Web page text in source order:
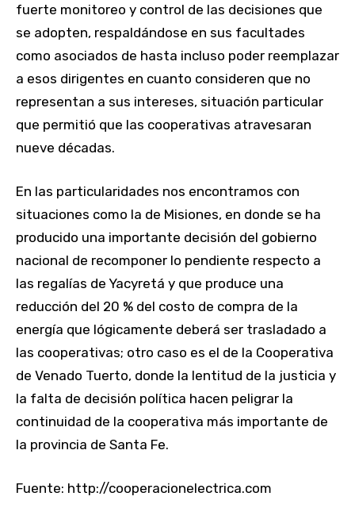
fuerte monitoreo y control de las decisiones que
se adopten, respaldándose en sus facultades
como asociados de hasta incluso poder reemplazar
a esos dirigentes en cuanto consideren que no
representan a sus intereses, situación particular
que permitió que las cooperativas atravesaran
nueve décadas.
En las particularidades nos encontramos con
situaciones como la de Misiones, en donde se ha
producido una importante decisión del gobierno
nacional de recomponer lo pendiente respecto a
las regalías de Yacyretá y que produce una
reducción del 20 % del costo de compra de la
energía que lógicamente deberá ser trasladado a
las cooperativas; otro caso es el de la Cooperativa
de Venado Tuerto, donde la lentitud de la justicia y
la falta de decisión política hacen peligrar la
continuidad de la cooperativa más importante de
la provincia de Santa Fe.
Fuente: http://cooperacionelectrica.com